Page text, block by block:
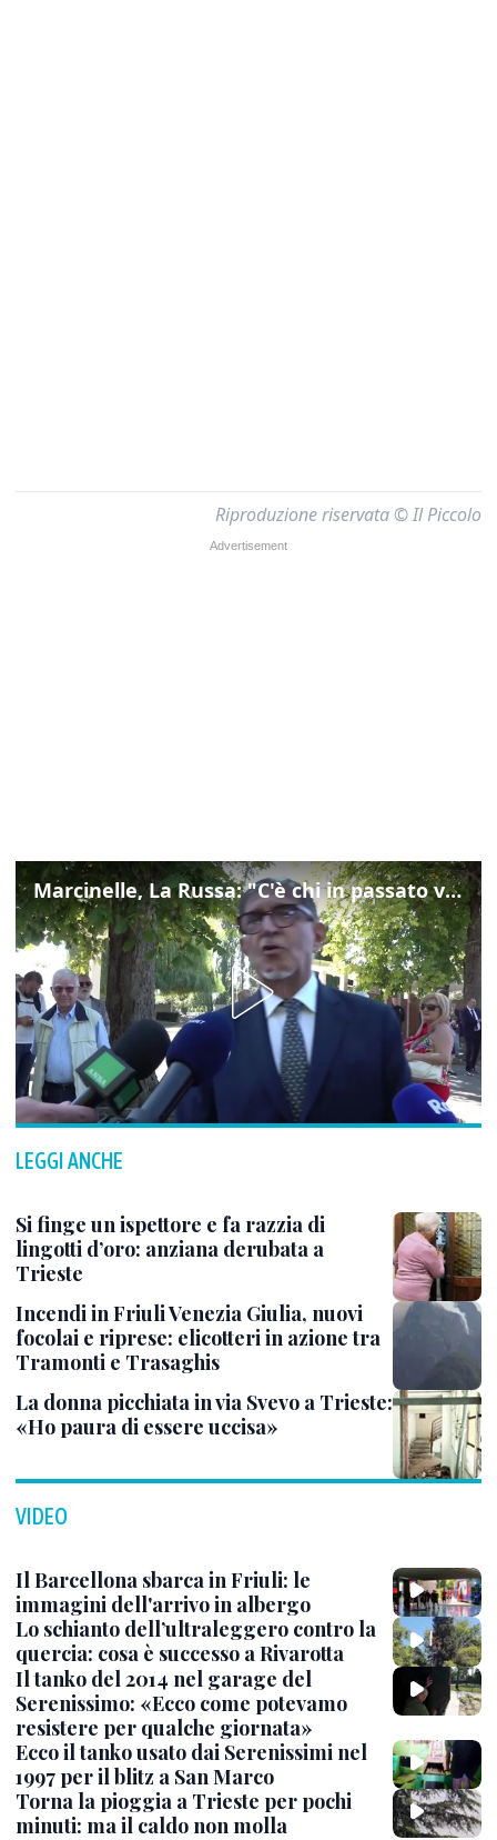
Riproduzione riservata © Il Piccolo
Marcinelle, La Russa: "C'è chi in passato voltava le spalle a Marcinelle"
LEGGI ANCHE
Si finge un ispettore e fa razzia di
lingotti d’oro: anziana derubata a
Trieste
Incendi in Friuli Venezia Giulia, nuovi
focolai e riprese: elicotteri in azione tra
Tramonti e Trasaghis
La donna picchiata in via Svevo a Trieste:
«Ho paura di essere uccisa»
VIDEO
Il Barcellona sbarca in Friuli: le
immagini dell'arrivo in albergo
Lo schianto dell’ultraleggero contro la
quercia: cosa è successo a Rivarotta
Il tanko del 2014 nel garage del
Serenissimo: «Ecco come potevamo
resistere per qualche giornata»
Ecco il tanko usato dai Serenissimi nel
1997 per il blitz a San Marco
Torna la pioggia a Trieste per pochi
minuti: ma il caldo non molla